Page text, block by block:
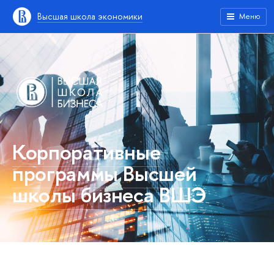
Высшая школа экономики Меню
Корпоративные
программы Высшей
школы бизнеса ВШЭ